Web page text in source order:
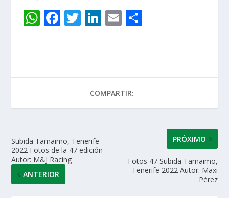
W
A
p
F
o
k
T Li
dI
n
E
ar
r
COMPARTIR:
Subida Tamaimo, Tenerife
2022 Fotos de la 47 edición
Autor: M&J Racing
ANTERIOR
PRÓXIMO
Fotos 47 Subida Tamaimo,
Tenerife 2022 Autor: Maxi
Pérez